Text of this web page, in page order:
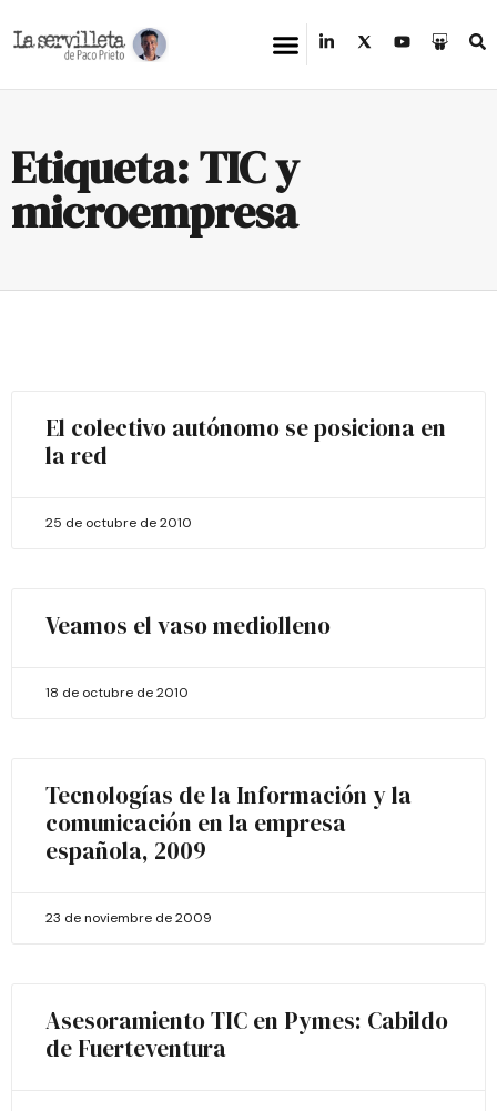
Etiqueta: TIC y
microempresa
El colectivo autónomo se posiciona en
la red
25 de octubre de 2010
Veamos el vaso mediolleno
18 de octubre de 2010
Tecnologías de la Información y la
comunicación en la empresa
española, 2009
23 de noviembre de 2009
Asesoramiento TIC en Pymes: Cabildo
de Fuerteventura